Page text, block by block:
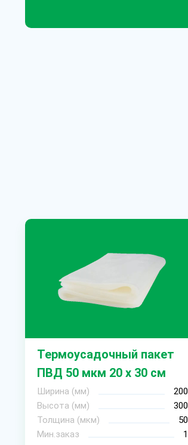
Термоусадочный пакет
ПВД 50 мкм 20 х 30 см
Ширина (мм)
200
Высота (мм)
300
Толщина (мкм)
50
Мин.заказ
1